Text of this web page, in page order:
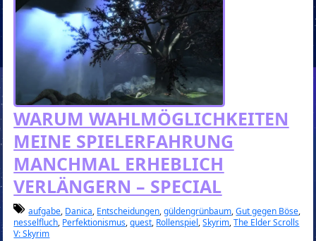
WARUM WAHLMÖGLICHKEITEN
MEINE SPIELERFAHRUNG
MANCHMAL ERHEBLICH
VERLÄNGERN – SPECIAL
aufgabe, Danica, Entscheidungen,güldengrünbaum,Gut gegen Böse,
nesselfluch, Perfektionismus,quest, Rollenspiel,Skyrim,The Elder Scrolls
V: Skyrim